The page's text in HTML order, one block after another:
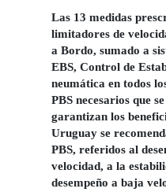
Las 13 medidas
limitadores de
a Bordo, sumado a
EBS, Control de
neumática en todos
PBS necesarios que
garantizan los
Uruguay se
PBS, referidos al
velocidad, a la
desempeño a baja